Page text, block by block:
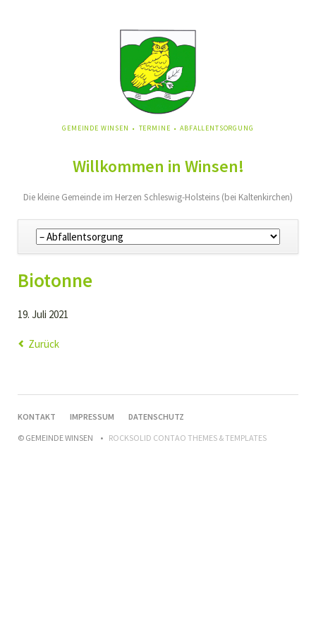
NAVIGATION
GEMEINDE WINSEN TERMINE ABFALLENTSORGUNG
Willkommen in Winsen!
Die kleine Gemeinde im Herzen Schleswig-Holsteins (bei Kaltenkirchen)
Navigation
überspringen
Biotonne
19. Juli 2021
Zurück
NAVIGATION
KONTAKT IMPRESSUM
DATENSCHUTZ
© GEMEINDE WINSEN
ROCKSOLID CONTAO THEMES & TEMPLATES